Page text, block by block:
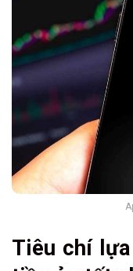
Tiêu chí